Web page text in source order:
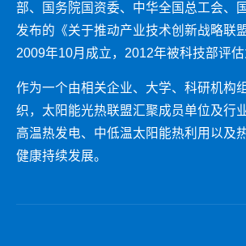
部、国务院国资委、中华全国总工会、
发布的《关于推动产业技术创新战略联
2009年10月成立，2012年被科技部评估
作为一个由相关企业、大学、科研机构
织，太阳能光热联盟汇聚成员单位及行
高温热发电、中低温太阳能热利用以及
健康持续发展。